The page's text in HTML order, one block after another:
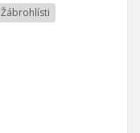
Žábrohlísti